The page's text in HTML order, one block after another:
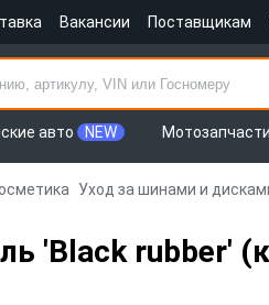
Вакансии Поставщикам
авто NEW Мотозапчасти
Уход за шинами и
'Black rubber'